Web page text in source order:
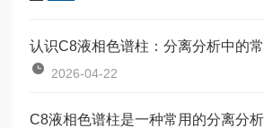
认识C8液相色谱柱：分离分析中的
2026-04-22
C8液相色谱柱是一种常用的分离分